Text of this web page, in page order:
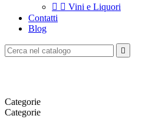
  Vini e Liquori
Contatti
Blog

Categorie
Categorie